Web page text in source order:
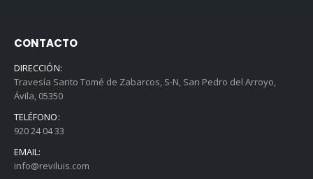
CONTACTO
DIRECCIÓN:
Travesía Santo Tomé de Zabarcos, S-N, San Pedro del Arroyo,
Ávila, 05350
TELÉFONO:
920 24 04 33
EMAIL:
info@reviluis.com